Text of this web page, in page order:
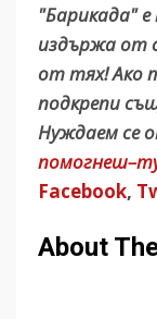
"Барикада" е
издържа от
от тях! Ако
подкрепи
Нуждаем се
Facebook,
About